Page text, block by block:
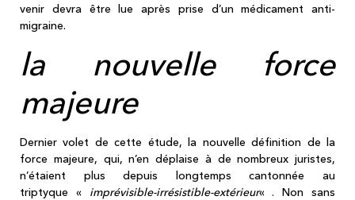
venir devra être lue après prise d’un médicament anti-
migraine.
la nouvelle force
majeure
Dernier volet de cette étude, la nouvelle définition de la
force majeure, qui, n’en déplaise à de nombreux juristes,
n’étaient plus depuis longtemps cantonnée au
triptyque « imprévisible-irrésistible-extérieur« . Non sans